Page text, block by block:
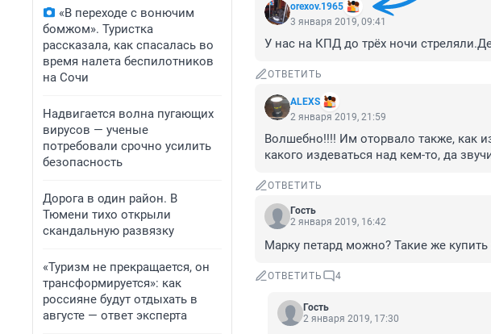
«В переходе с вонючим
бомжом». Туристка
рассказала, как спасалась во
время налета беспилотников
на Сочи
Надвигается волна пугающих
вирусов — ученые
потребовали срочно усилить
безопасность
Дорога в один район. В
Тюмени тихо открыли
скандальную развязку
«Туризм не прекращается, он
трансформируется»: как
россияне будут отдыхать в
августе — ответ эксперта
orexov.1965
3 января 2019, 09:41
У нас на КПД до трёх ночи
ОТВЕТИТЬ
ALEXS
2 января 2019, 21:59
Волшебно!!!! Им оторвало также, как
какого издеваться над кем-то, да
ОТВЕТИТЬ
Гость
2 января 2019, 16:42
Марку петард можно? Такие же купить
ОТВЕТИТЬ 4
Гость
2 января 2019, 17:30